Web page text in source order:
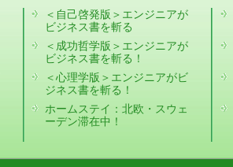
＜自己啓発版＞エンジニアが
ビジネス書を斬る
＜成功哲学版＞エンジニアが
ビジネス書を斬る！
＜心理学版＞エンジニアがビ
ジネス書を斬る！
ホームステイ：北欧・スウェ
ーデン滞在中！